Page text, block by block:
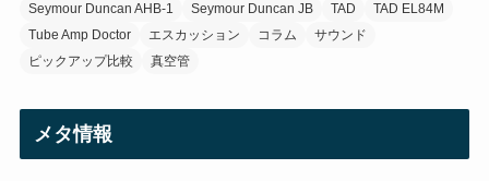
Seymour Duncan AHB-1
Seymour Duncan JB TAD
TAD EL84M
Tube Amp Doctor
エスカッション コラム
サウンド
ピックアップ比較
真空管
メタ情報